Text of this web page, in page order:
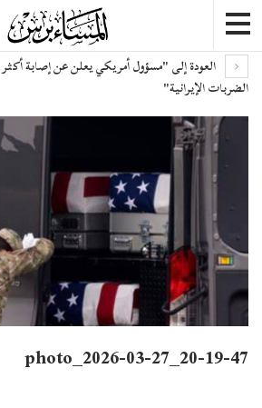
الضربات الإيرانية"
photo_2026-03-27_20-19-47